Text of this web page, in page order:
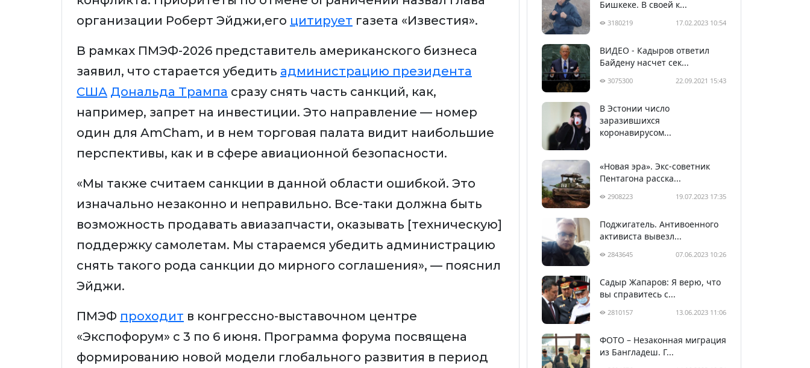
организации Роберт Эйджи,его цитирует газета «Известия».
В рамках ПМЭФ-2026 представитель американского бизнеса
заявил, что старается убедить администрацию президента
США Дональда Трампа сразу снять часть санкций, как,
например, запрет на инвестиции. Это направление — номер
один для AmCham, и в нем торговая палата видит наибольшие
перспективы, как и в сфере авиационной безопасности.
«Мы также считаем санкции в данной области ошибкой. Это
изначально незаконно и неправильно. Все-таки должна быть
возможность продавать авиазапчасти, оказывать [техническую]
поддержку самолетам. Мы стараемся убедить администрацию
снять такого рода санкции до мирного соглашения», — пояснил
Эйджи.
ПМЭФ проходит в конгрессно-выставочном центре
«Экспофорум» с 3 по 6 июня. Программа форума посвящена
формированию новой модели глобального развития в период
Бишкеке. В своей к...
3180219 17.02.2023 10:54
ВИДЕО - Кадыров ответил
Байдену насчет сек...
3075300 22.09.2021 15:43
В Эстонии число
заразившихся
коронавирусом...
«Новая эра». Экс-советник
Пентагона расска...
2908223 19.07.2023 17:35
Поджигатель. Антивоенного
активиста вывезл...
2843645 07.06.2023 10:26
Садыр Жапаров: Я верю, что
вы справитесь с...
2810157 13.06.2023 11:06
ФОТО – Незаконная миграция
из Бангладеш. Г...